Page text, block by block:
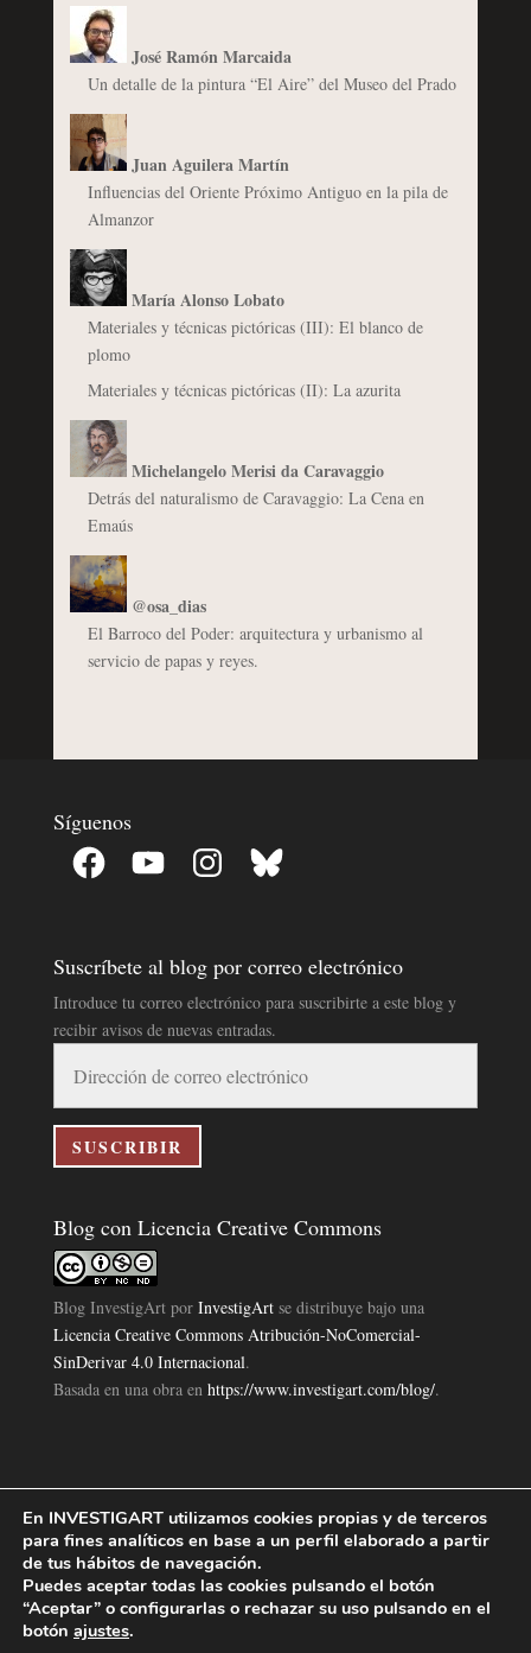
José Ramón Marcaida
Un detalle de la pintura “El Aire” del Museo del Prado
Juan Aguilera Martín
Influencias del Oriente Próximo Antiguo en la pila de
Almanzor
María Alonso Lobato
Materiales y técnicas pictóricas (III): El blanco de
plomo
Materiales y técnicas pictóricas (II): La azurita
Michelangelo Merisi da Caravaggio
Detrás del naturalismo de Caravaggio: La Cena en
Emaús
@osa_dias
El Barroco del Poder: arquitectura y urbanismo al
servicio de papas y reyes.
Síguenos
Facebook YouTube InstagramBluesky
Suscríbete al blog por correo electrónico
Introduce tu correo electrónico para suscribirte a este blog y
recibir avisos de nuevas entradas.
correo
electrónico
SUSCRIBIR
Blog con Licencia Creative Commons
Blog InvestigArtpor InvestigArtse distribuye bajo una
Licencia Creative Commons Atribución-NoComercial-
SinDerivar 4.0 Internacional.
Basada en una obra en https://www.investigart.com/blog/.
Política de Privacidad|Aviso Legal|Política de Cookies|
Investigart Copyright © 2019. |
En INVESTIGART utilizamos cookies propias y de terceros
para fines analíticos en base a un perfil elaborado a partir
de tus hábitos de navegación.
Puedes aceptar todas las cookies pulsando el botón
“Aceptar” o configurarlas o rechazar su uso pulsando en el
botón ajustes.